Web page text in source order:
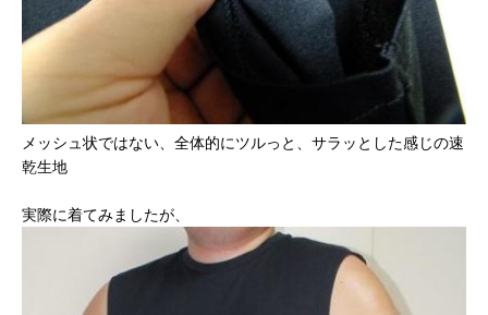
メッシュ状ではない、全体的にツルっと、サラッとした感じの速
乾生地
実際に着てみましたが、